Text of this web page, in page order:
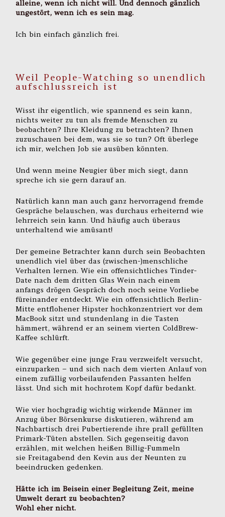
alleine, wenn ich nicht will. Und dennoch gänzlich
ungestört, wenn ich es sein mag.
Ich bin einfach gänzlich frei.
Weil People-Watching so unendlich
aufschlussreich ist
Wisst ihr eigentlich, wie spannend es sein kann,
nichts weiter zu tun als fremde Menschen zu
beobachten? Ihre Kleidung zu betrachten? Ihnen
zuzuschauen bei dem, was sie so tun? Oft überlege
ich mir, welchen Job sie ausüben könnten.
Und wenn meine Neugier über mich siegt, dann
spreche ich sie gern darauf an.
Natürlich kann man auch ganz hervorragend fremde
Gespräche belauschen, was durchaus erheiternd wie
lehrreich sein kann. Und häufig auch überaus
unterhaltend wie amüsant!
Der gemeine Betrachter kann durch sein Beobachten
unendlich viel über das (zwischen-)menschliche
Verhalten lernen. Wie ein offensichtliches Tinder-
Date nach dem dritten Glas Wein nach einem
anfangs drögen Gespräch doch noch seine Vorliebe
füreinander entdeckt. Wie ein offensichtlich Berlin-
Mitte entflohener Hipster hochkonzentriert vor dem
MacBook sitzt und stundenlang in die Tasten
hämmert, während er an seinem vierten ColdBrew-
Kaffee schlürft.
Wie gegenüber eine junge Frau verzweifelt versucht,
einzuparken – und sich nach dem vierten Anlauf von
einem zufällig vorbeilaufenden Passanten helfen
lässt. Und sich mit hochrotem Kopf dafür bedankt.
Wie vier hochgradig wichtig wirkende Männer im
Anzug über Börsenkurse diskutieren, während am
Nachbartisch drei Pubertierende ihre prall gefüllten
Primark-Tüten abstellen. Sich gegenseitig davon
erzählen, mit welchen heißen Billig-Fummeln
sie Freitagabend den Kevin aus der Neunten zu
beeindrucken gedenken.
Hätte ich im Beisein einer Begleitung Zeit, meine
Umwelt derart zu beobachten?
Wohl eher nicht.